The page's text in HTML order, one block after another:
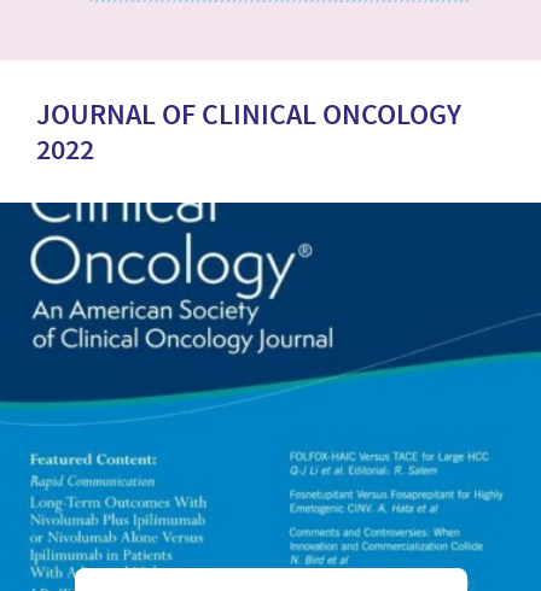
JOURNAL OF CLINICAL ONCOLOGY
2022